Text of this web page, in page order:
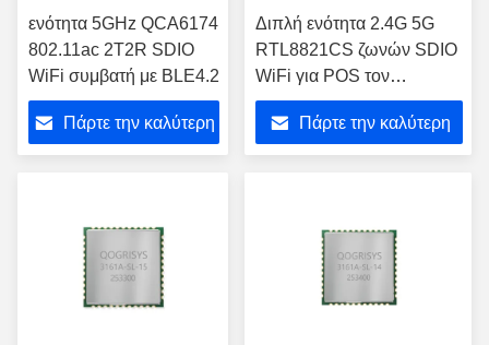
ενότητα 5GHz QCA6174
802.11ac 2T2R SDIO
WiFi συμβατή με BLE4.2
Πάρτε την καλύτερη
Διπλή ενότητα 2.4G 5G
RTL8821CS ζωνών SDIO
WiFi για POS τον
εκτυπωτή
Πάρτε την καλύτερη